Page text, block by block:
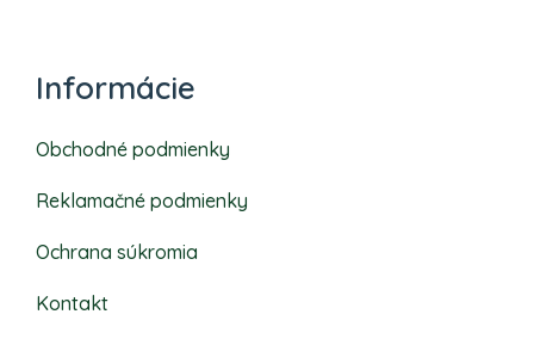
Informácie
Obchodné podmienky
Reklamačné podmienky
Ochrana súkromia
Kontakt